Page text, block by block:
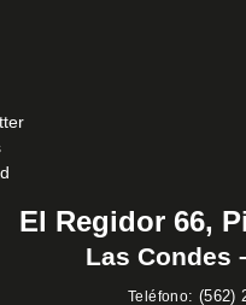
El Regidor 66,
Las Condes
Teléfono: (562)